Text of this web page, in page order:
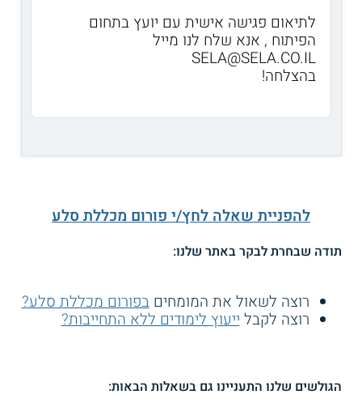
לתיאום פגישה אישית עם יועץ בתחום
הפיתוח , אנא שלח לנו מייל
SELA@SELA.CO.IL
בהצלחה!
להפניית שאלה לחץ/י פורום מכללת סלע
תודה שבחרת לבקר באתר שלנו:
רוצה לשאול את המומחיםבפורום מכללת סלע?
רוצה לקבלייעוץ לימודים ללא התחייבות?
הגולשים שלנו התעניינו גם בשאלות הבאות: